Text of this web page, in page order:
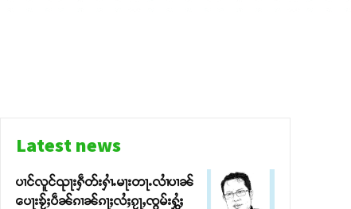
Latest news
ပၢင်လူင်ၺႃးႁဵတ်းႁၢႆႉမႃးတႃႉလၢႆပၢၼ် ​​
ပေႃးၶႂ်ႈပဵၼ်ၵၢၼ်ၵႃႈလႆႈၵႂႃႇၸွမ်းႁွႆႈ